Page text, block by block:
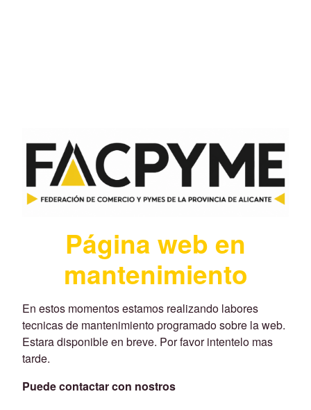
Página web en
mantenimiento
En estos momentos estamos realizando labores
tecnicas de mantenimiento programado sobre la web.
Estara disponible en breve. Por favor intentelo mas
tarde.
Puede contactar con nostros